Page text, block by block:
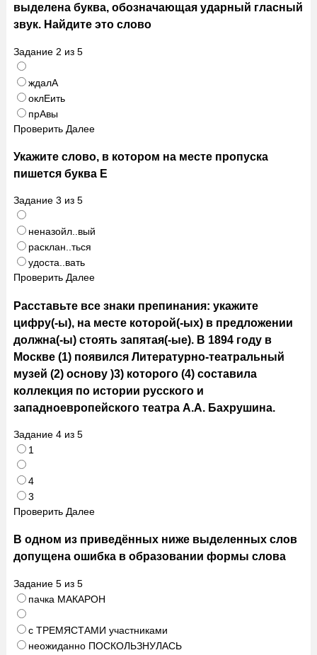
выделена буква, обозначающая ударный гласный
звук. Найдите это слово
Задание 2 из 5
ждалА
оклЕить
прАвы
Проверить Далее
Укажите слово, в котором на месте пропуска
пишется буква Е
Задание 3 из 5
неназойл..вый
расклан..ться
удоста..вать
Проверить Далее
Расставьте все знаки препинания: укажите
цифру(-ы), на месте которой(-ых) в предложении
должна(-ы) стоять запятая(-ые). В 1894 году в
Москве (1) появился Литературно-театральный
музей (2) основу )3) которого (4) составила
коллекция по истории русского и
западноевропейского театра А.А. Бахрушина.
Задание 4из 5
1
4
3
Проверить Далее
В одном из приведённых ниже выделенных слов
допущена ошибка в образовании формы слова
Задание 5из 5
пачка МАКАРОН
с ТРЕМЯСТАМИ участниками
неожиданно ПОСКОЛЬЗНУЛАСЬ